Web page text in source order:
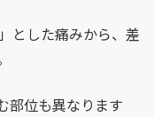
とした痛みから、差
部位も異なります